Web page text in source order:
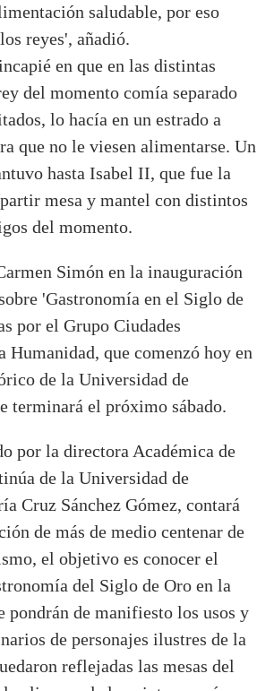
saludable, por eso
reyes', añadió.
en que en las distintas
del momento comía separado
lo hacía en un estrado a
que no le viesen alimentarse. Un
hasta Isabel II, que fue la
mesa y mantel con distintos
del momento.
Simón en la inauguración
'Gastronomía en el Siglo de
por el Grupo Ciudades
Humanidad, que comenzó hoy en
de la Universidad de
terminará el próximo sábado.
por la directora Académica de
de la Universidad de
Cruz Sánchez Gómez, contará
de más de medio centenar de
el objetivo es conocer el
del Siglo de Oro en la
pondrán de manifiesto los usos y
de personajes ilustres de la
reflejadas las mesas del